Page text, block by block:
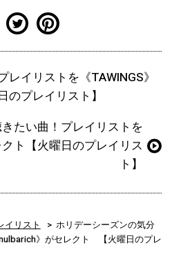
レイリストを《TAWINGS》
プレイリスト】
たい曲！プレイリストを
ト【火曜日のプレイリス
ト】
イリスト
ホリデーシーズンの気分
》がセレクト 【火曜日のプレ